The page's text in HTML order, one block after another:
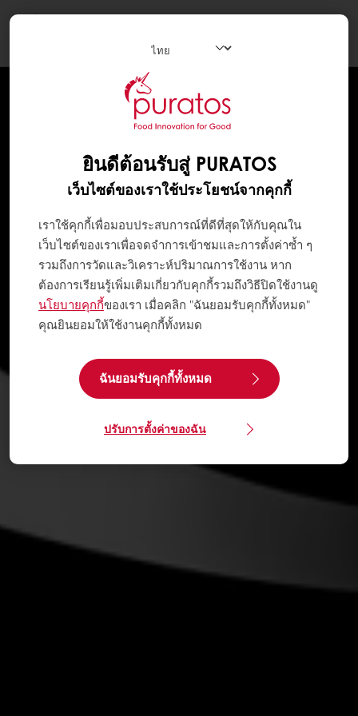
ยินดีต้อนรับสู่ PURATOS
เว็บไซต์ของเราใช้ประโยชน์จากคุกกี้
เราใช้คุกกี้เพื่อมอบประสบการณ์ที่ดีที่สุดให้กับคุณใน
เว็บไซต์ของเราเพื่อจดจำการเข้าชมและการตั้งค่าซ้ำ ๆ
รวมถึงการวัดและวิเคราะห์ปริมาณการใช้งาน หาก
ต้องการเรียนรู้เพิ่มเติมเกี่ยวกับคุกกี้รวมถึงวิธีปิดใช้งานดู
นโยบายคุกกี้ของเรา เมื่อคลิก "ฉันยอมรับคุกกี้ทั้งหมด"
คุณยินยอมให้ใช้งานคุกกี้ทั้งหมด
ฉันยอมรับคุกกี้ทั้งหมด
ปรับการตั้งค่าของฉัน